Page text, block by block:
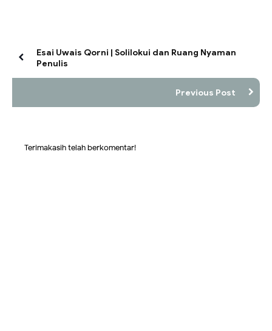
Esai Uwais Qorni | Solilokui dan Ruang Nyaman
Penulis
Previous Post
Terimakasih telah berkomentar!